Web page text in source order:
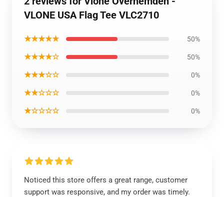
VLONE USA Flag Tee VLC2710
★★★★★ 50%
★★★★☆ 50%
★★★☆☆ 0%
★★☆☆☆ 0%
★☆☆☆☆ 0%
Noticed this store offers a great range, customer
support was responsive, and my order was timely.